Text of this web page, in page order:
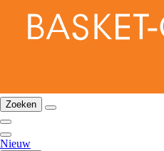
Zoeken
Nieuw